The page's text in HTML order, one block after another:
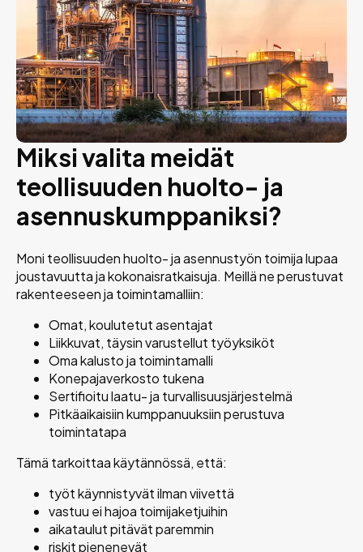
Miksi valita meidät
teollisuuden huolto- ja
asennuskumppaniksi?
Moni teollisuuden huolto- ja asennustyön toimija lupaa
joustavuutta ja kokonaisratkaisuja. Meillä ne perustuvat
rakenteeseen ja toimintamalliin:
Omat, koulutetut asentajat
Liikkuvat, täysin varustellut työyksiköt
Oma kalusto ja toimintamalli
Konepajaverkosto tukena
Sertifioitu laatu- ja turvallisuusjärjestelmä
Pitkäaikaisiin kumppanuuksiin perustuva
toimintatapa
Tämä tarkoittaa käytännössä, että:
työt käynnistyvät ilman viivettä
vastuu ei hajoa toimijaketjuihin
aikataulut pitävät paremmin
riskit pienenevät